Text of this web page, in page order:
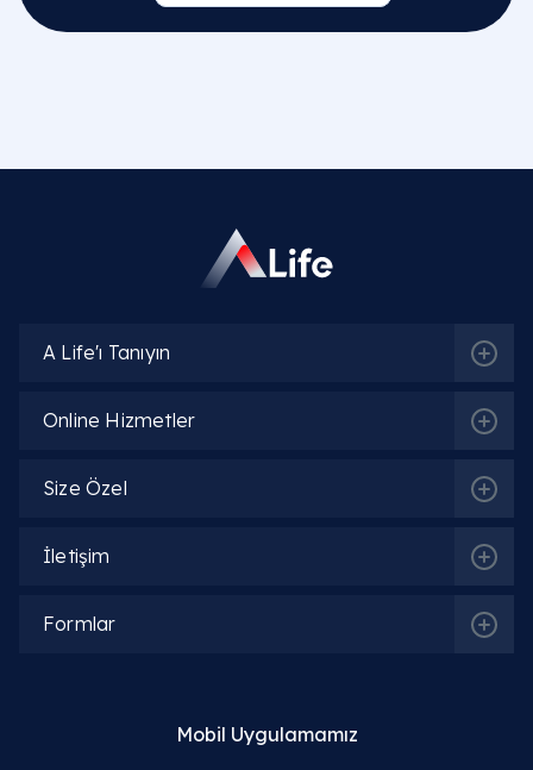
A Life'ı Tanıyın
Online Hizmetler
Size Özel
İletişim
Formlar
Mobil Uygulamamız